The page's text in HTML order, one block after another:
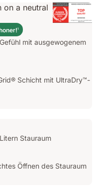
1
mit ausgewogenem
Schicht mit UltraDry™-
Stauraum
Öffnen des Stauraum